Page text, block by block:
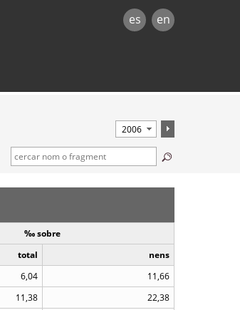
es en
‰ sobre
total
nens
6,04
11,66
11,38
22,38